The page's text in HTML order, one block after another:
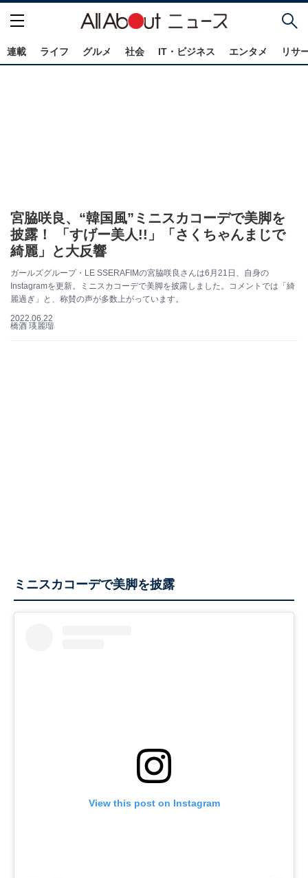
連載 ライフ グルメ 社会 IT・ビジネス エンタメ リサ
宮脇咲良、“韓国風”ミニスカコーデで美脚を
披露！ 「すげー美人!!」「さくちゃんまじで
綺麗」と大反響
ガールズグループ・LE SSERAFIMの宮脇咲良さんは6月21日、自身の
Instagramを更新。ミニスカコーデで美脚を披露しました。コメントでは「綺
麗過ぎ」と、称賛の声が多数上がっています。
2022.06.22
橋酒 瑛麗瑠
ミニスカコーデで美脚を披露
View this post on Instagram